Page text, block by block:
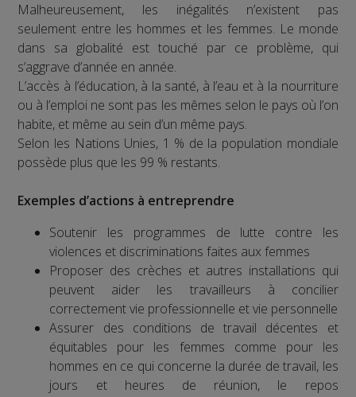
Malheureusement, les inégalités n’existent pas
seulement entre les hommes et les femmes. Le monde
dans sa globalité est touché par ce problème, qui
s’aggrave d’année en année.
L’accès à l’éducation, à la santé, à l’eau et à la nourriture
ou à l’emploi ne sont pas les mêmes selon le pays où l’on
habite, et même au sein d’un même pays.
Selon les Nations Unies, 1 % de la population mondiale
possède plus que les 99 % restants.
Exemples d’actions à entreprendre
Soutenir les programmes de lutte contre les
violences et discriminations faites aux femmes
Proposer des crèches et autres installations qui
peuvent aider les travailleurs à concilier
correctement vie professionnelle et vie personnelle
Assurer des conditions de travail décentes et
équitables pour les femmes comme pour les
hommes en ce qui concerne la durée de travail, les
jours et heures de réunion, le repos